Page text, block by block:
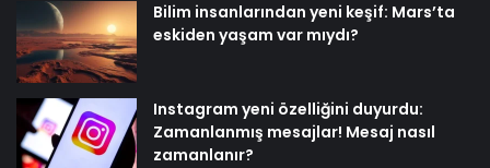
Bilim insanlarından yeni keşif: Mars’ta
eskiden yaşam var mıydı?
Instagram yeni özelliğini duyurdu:
Zamanlanmış mesajlar! Mesaj nasıl
zamanlanır?